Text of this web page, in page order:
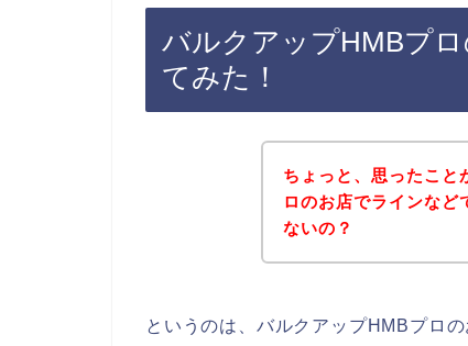
バルクアップHMBプ
てみた！
ちょっと、思ったこと
ロのお店でラインなど
ないの？
というのは、バルクアップHMBプロ